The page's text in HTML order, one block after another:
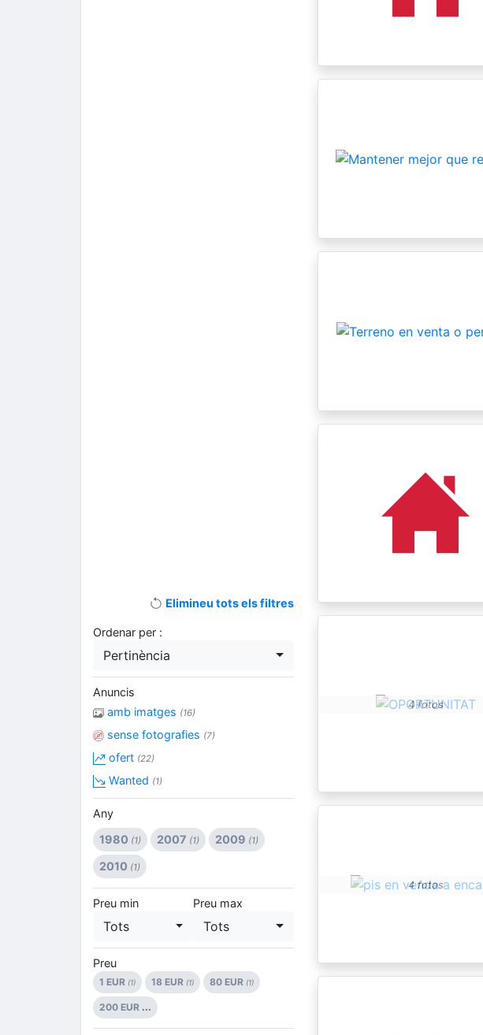
4 fotos
4 fotos
Elimineu tots els filtres
Ordenar per :
Pertinència
Anuncis
amb imatges (16)
sense fotografies (7)
ofert (22)
Wanted (1)
Any
1980 (1) 2007 (1) 2009 (1)
2010 (1)
Preu min
Tots
Preu max
Tots
Preu
1 EUR (1) 18 EUR (1) 80 EUR (1)
200 EUR ...